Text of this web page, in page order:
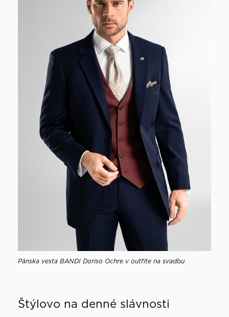
Pánska vesta BANDI Doriso Ochre v outfite na svadbu
Štýlovo na denné slávnosti